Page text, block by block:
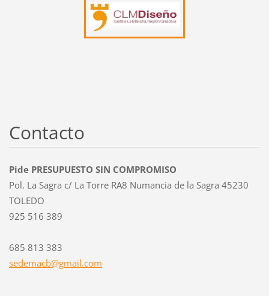
Contacto
Pide PRESUPUESTO SIN COMPROMISO
Pol. La Sagra c/ La Torre RA8 Numancia de la Sagra 45230
TOLEDO
925 516 389
685 813 383
sedemacb@gmail.com